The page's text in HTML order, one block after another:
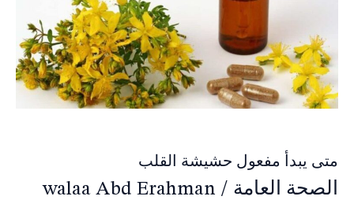
متى يبدأ مفعول حشيشة القلب
الصحة العامة /
walaa Abd Erahman